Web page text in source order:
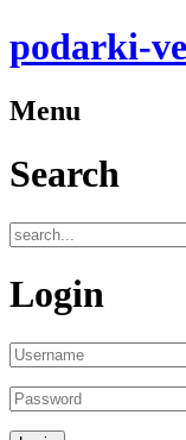
podarki-
Menu
Search
Login